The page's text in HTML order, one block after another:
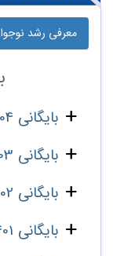
معرفی رشد
بایگانی 1404
بایگانی 1403
بایگانی 1402
بایگانی 1401